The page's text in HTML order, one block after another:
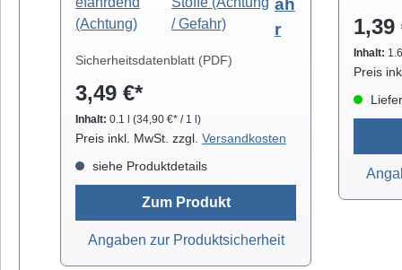
99,8% ) eignet sich zur
professionellen Säuberung von
Laufwerkteilen, Gummirollen und
optischen Gläsern. Isopropanol
verdunstet schnell und arbeitet
rückstandsfrei.
ah
r
Sicherheitsdatenblatt (PDF)
3,49 €*
Inhalt: 0.1 l (34,90 €* / 1 l)
Preis inkl. MwSt. zzgl. Versandkosten
siehe Produktdetails
Zum Produkt
Angaben zur Produktsicherheit
mit
Die
breit
breit
1,39
Inhalt:
Preis